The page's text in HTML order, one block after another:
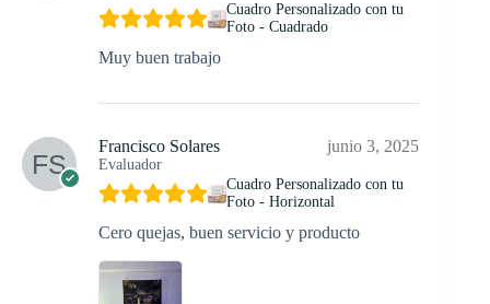
Cuadro Personalizado con tu
Foto - Cuadrado
Muy buen trabajo
Francisco Solares
Evaluador
junio 3, 2025
Cuadro Personalizado con tu
Foto - Horizontal
Cero quejas, buen servicio y producto